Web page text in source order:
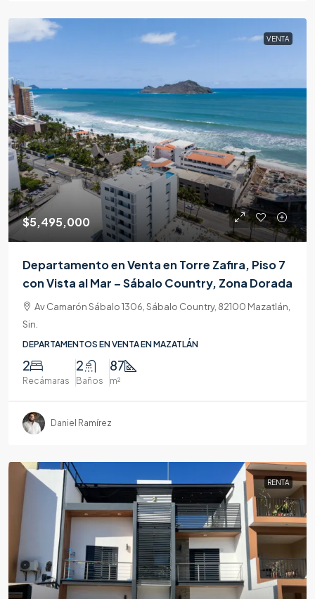
VENTA
$5,495,000
Departamento en Venta en Torre Zafira, Piso 7
con Vista al Mar – Sábalo Country, Zona Dorada
Av Camarón Sábalo 1306, Sábalo Country, 82100 Mazatlán,
Sin.
DEPARTAMENTOS EN VENTA EN MAZATLÁN
2
Recámaras
2
Baños
87
m²
Daniel Ramírez
RENTA